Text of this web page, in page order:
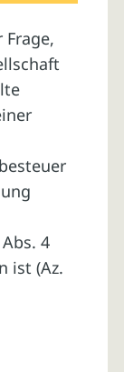
4
ist (Az.